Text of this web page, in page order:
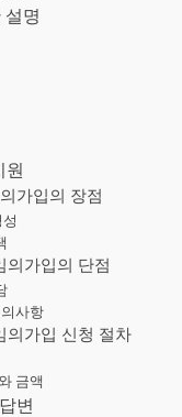
명
원
가입의 장점
의가입의 단점
사항
의가입 신청 절차
금액
변